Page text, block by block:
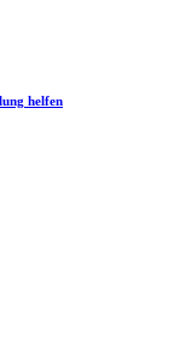
helfen